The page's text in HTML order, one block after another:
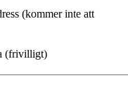
(kommer inte att
(frivilligt)